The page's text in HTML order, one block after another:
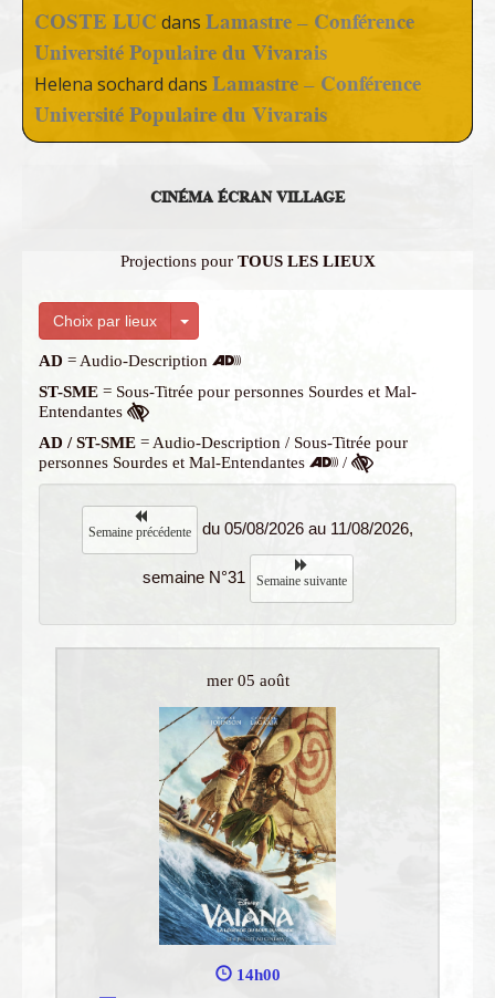
COSTE LUC dans Lamastre – Conférence
Université Populaire du Vivarais
Helena sochard dans Lamastre – Conférence
Université Populaire du Vivarais
CINÉMA ÉCRAN VILLAGE